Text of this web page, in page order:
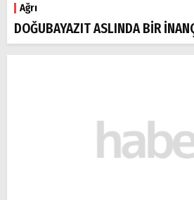
Ağrı
DOĞUBAYAZIT ASLINDA BİR